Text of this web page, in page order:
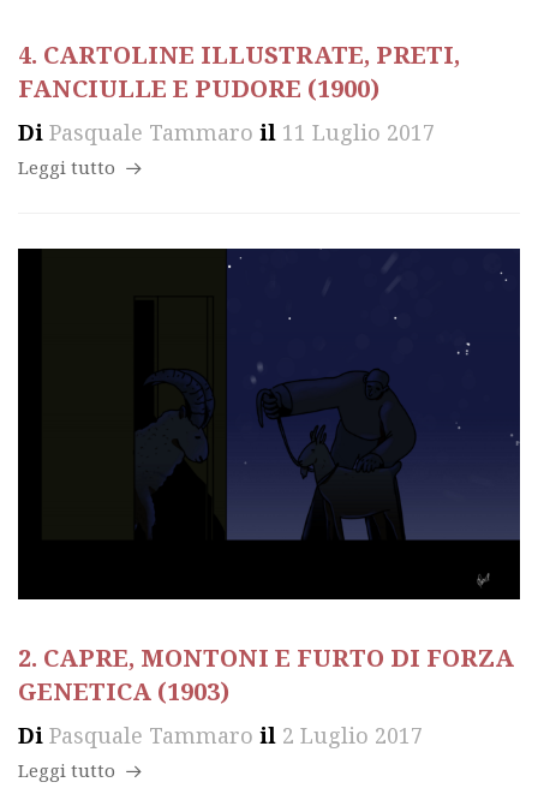
4. CARTOLINE ILLUSTRATE, PRETI,
FANCIULLE E PUDORE (1900)
Di Pasquale Tammaro il 11 Luglio 2017
Leggi tutto
2. CAPRE, MONTONI E FURTO DI FORZA
GENETICA (1903)
Di Pasquale Tammaro il 2 Luglio 2017
Leggi tutto